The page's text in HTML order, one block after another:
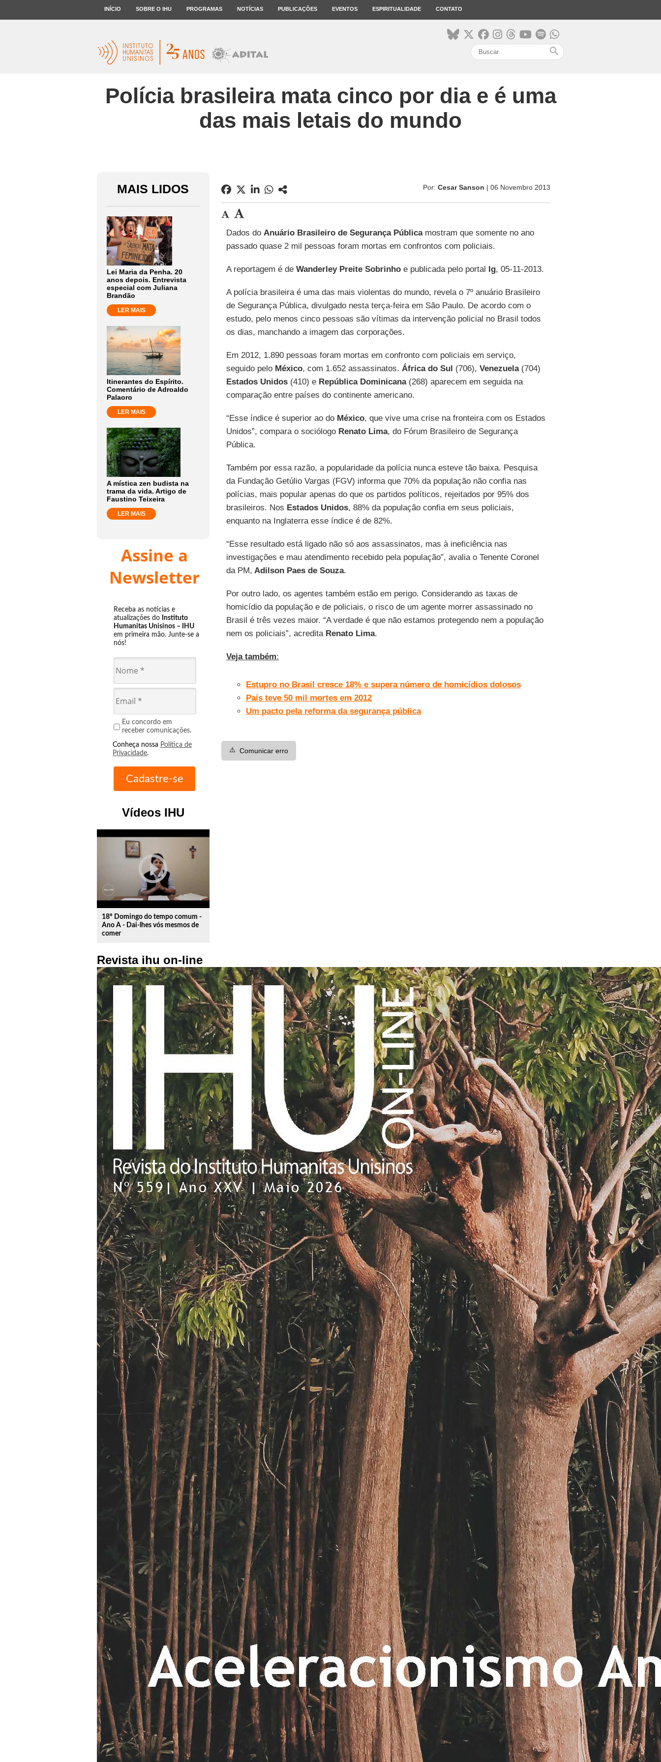
INÍCIO SOBRE O IHU PROGRAMAS NOTÍCIAS PUBLICAÇÕES EVENTOS ESPIRITUALIDADE CONTATO
search
Polícia brasileira mata cinco por dia e é uma
das mais letais do mundo
MAIS LIDOS
Lei Maria da Penha. 20
anos depois. Entrevista
especial com Juliana
Brandão
LER MAIS
Itinerantes do Espírito.
Comentário de Adroaldo
Palaoro
LER MAIS
A mística zen budista na
trama da vida. Artigo de
Faustino Teixeira
LER MAIS
Assine a
Newsletter
Receba as notícias e
atualizações do Instituto
Humanitas Unisinos – IHU
em primeira mão. Junte-se a
nós!
Eu concordo em
receber comunicações.
Conheça nossa Política de
Privacidade.
Vídeos IHU
play_circle_outline
18º Domingo do tempo comum -
Ano A - Dai-lhes vós mesmos de
comer
Revista ihu on-line
Por: Cesar Sanson | 06 Novembro 2013
Dados do Anuário Brasileiro de Segurança Públicamostram que somente no ano
passado quase 2 mil pessoas foram mortas em confrontos com policiais.
A reportagem é de Wanderley Preite Sobrinhoe publicada pelo portal Ig, 05-11-2013.
A polícia brasileira é uma das mais violentas do mundo, revela o 7º anuário Brasileiro
de Segurança Pública, divulgado nesta terça-feira em São Paulo. De acordo com o
estudo, pelo menos cinco pessoas são vítimas da intervenção policial no Brasil todos
os dias, manchando a imagem das corporações.
Em 2012, 1.890 pessoas foram mortas em confronto com policiais em serviço,
seguido pelo México, com 1.652 assassinatos. África do Sul (706), Venezuela(704)
Estados Unidos(410) e República Dominicana(268) aparecem em seguida na
comparação entre países do continente americano.
“Esse índice é superior ao do México, que vive uma crise na fronteira com os Estados
Unidos”, compara o sociólogo Renato Lima, do Fórum Brasileiro de Segurança
Pública.
Também por essa razão, a popularidade da polícia nunca esteve tão baixa. Pesquisa
da Fundação Getúlio Vargas (FGV) informa que 70% da população não confia nas
polícias, mais popular apenas do que os partidos políticos, rejeitados por 95% dos
brasileiros. Nos Estados Unidos, 88% da população confia em seus policiais,
enquanto na Inglaterra esse índice é de 82%.
“Esse resultado está ligado não só aos assassinatos, mas à ineficiência nas
investigações e mau atendimento recebido pela população”, avalia o Tenente Coronel
da PM, Adilson Paes de Souza.
Por outro lado, os agentes também estão em perigo. Considerando as taxas de
homicídio da população e de policiais, o risco de um agente morrer assassinado no
Brasil é três vezes maior. “A verdade é que não estamos protegendo nem a população
nem os policiais”, acredita Renato Lima.
Veja também:
Estupro no Brasil cresce 18% e supera número de homicídios dolosos
País teve 50 mil mortes em 2012
Um pacto pela reforma da segurança pública
⚠️ Comunicar erro